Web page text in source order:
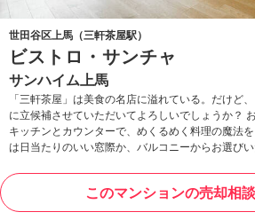
世田谷区上馬（三軒茶屋駅）
ビストロ・サンチャ
サンハイム上馬
「三軒茶屋」は美食の名店に溢れている。だけど
に立候補させていただいてよろしいでしょうか？
キッチンとカウンターで、めくるめく料理の魔法
は日当たりのいい窓際か、バルコニーからお選びい
このマンションの売却相